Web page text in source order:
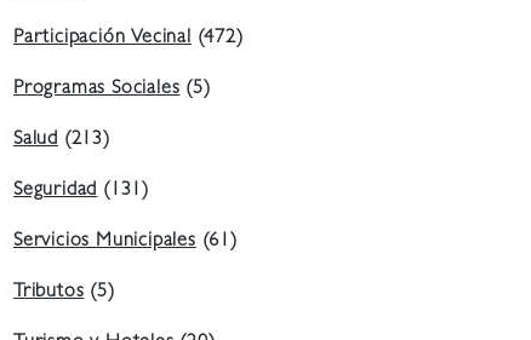
Participación Vecinal(472)
Programas Sociales(5)
Salud (213)
Seguridad(131)
Servicios Municipales(61)
Tributos(5)